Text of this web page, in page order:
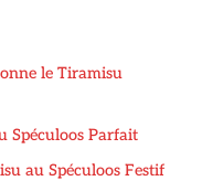
le Tiramisu
Spéculoos Parfait
au Spéculoos Festif